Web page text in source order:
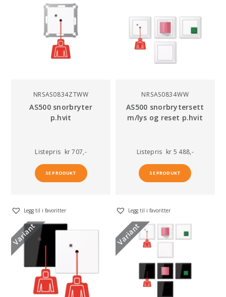
NRSAS0834ZTWW
AS500 snorbryter
p.hvit
Listepris kr 707,-
SE PRODUKT
Legg til i favoritter
NRSAS0834WW
AS500 snorbrytersett
m/lys og reset p.hvit
Listepris kr 5 488,-
SE PRODUKT
Legg til i favoritter
Variant Variant